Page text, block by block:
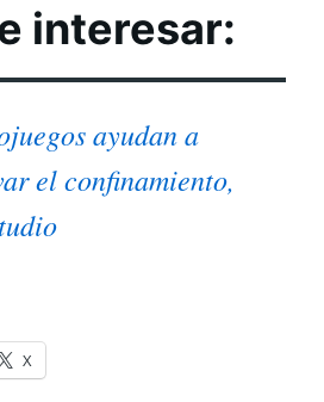
interesar:
ayudan a
el confinamiento,
X